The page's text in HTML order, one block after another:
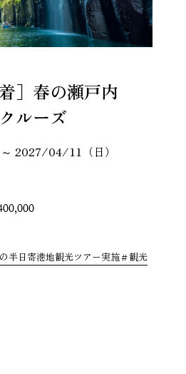
］春の瀬戸内
ルーズ
2027/04/11（日）
半日寄港地観光ツアー実施
観光